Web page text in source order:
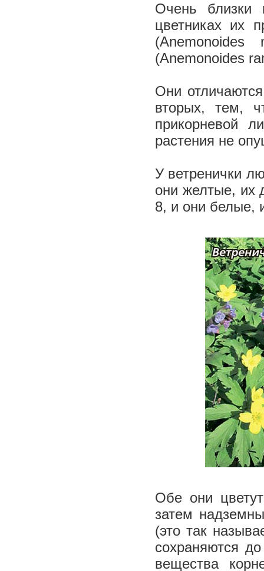
Очень близки
цветниках их
(Anemonoides
Они
вторых, тем,
прикорневой
растения не
У ветренички
они желтые, их
8, и они белые,
Обе они
затем
(это так
сохраняются
вещества